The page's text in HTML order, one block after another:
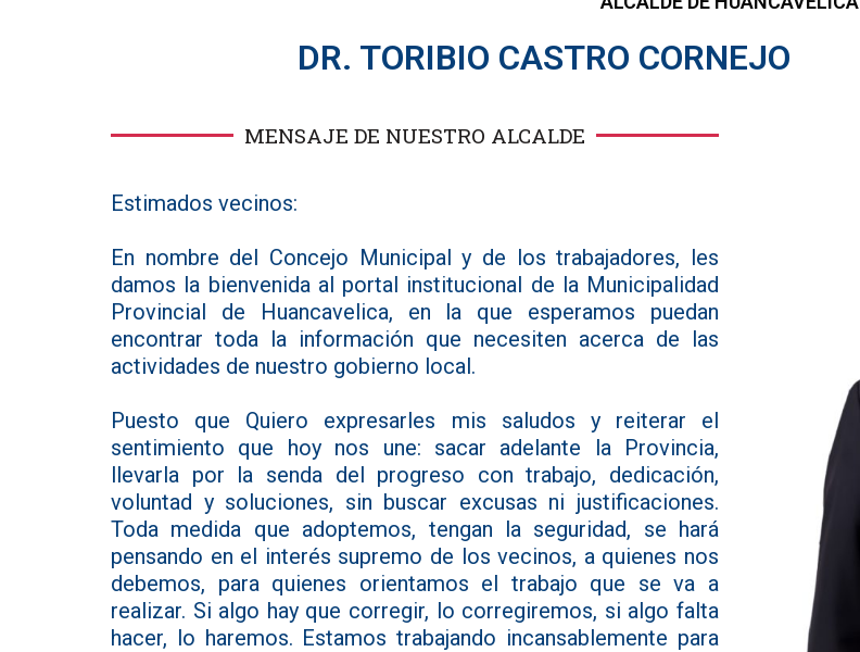
DR. TORIBIO CASTRO CORNEJO
MENSAJE DE NUESTRO ALCALDE
Estimados vecinos:
En nombre del Concejo Municipal y de los trabajadores, les
damos la bienvenida al portal institucional de la Municipalidad
Provincial de Huancavelica, en la que esperamos puedan
encontrar toda la información que necesiten acerca de las
actividades de nuestro gobierno local.
Puesto que Quiero expresarles mis saludos y reiterar el
sentimiento que hoy nos une: sacar adelante la Provincia,
llevarla por la senda del progreso con trabajo, dedicación,
voluntad y soluciones, sin buscar excusas ni justificaciones.
Toda medida que adoptemos, tengan la seguridad, se hará
pensando en el interés supremo de los vecinos, a quienes nos
debemos, para quienes orientamos el trabajo que se va a
realizar. Si algo hay que corregir, lo corregiremos, si algo falta
hacer, lo haremos. Estamos trabajando incansablemente para